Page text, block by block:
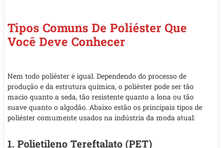
Tipos Comuns De Poliéster Que
Você Deve Conhecer
Nem todo poliéster é igual. Dependendo do processo de
produção e da estrutura química, o poliéster pode ser tão
macio quanto a seda, tão resistente quanto a lona ou tão
suave quanto o algodão. Abaixo estão os principais tipos de
poliéster comumente usados na indústria da moda atual:
1. Polietileno Tereftalato (PET)